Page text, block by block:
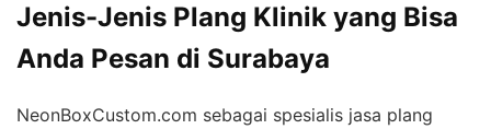
Jenis-Jenis Plang Klinik yang Bisa
Anda Pesan di Surabaya
NeonBoxCustom.com sebagai spesialis jasa plang